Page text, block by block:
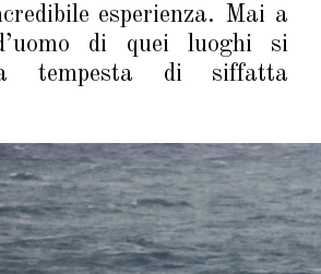
esperienza. Mai a
di quei luoghi si
tempesta di siffatta